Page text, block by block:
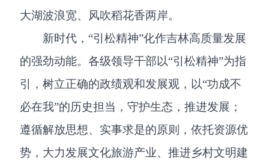
大湖波浪宽、风吹稻花香两岸。
新时代，“引松精神”化作吉林高质量发展
的强劲动能。各级领导干部以“引松精神”为指
引，树立正确的政绩观和发展观，以“功成不
必在我”的历史担当，守护生态，推进发展；
遵循解放思想、实事求是的原则，依托资源优
势，大力发展文化旅游产业、推进乡村文明建